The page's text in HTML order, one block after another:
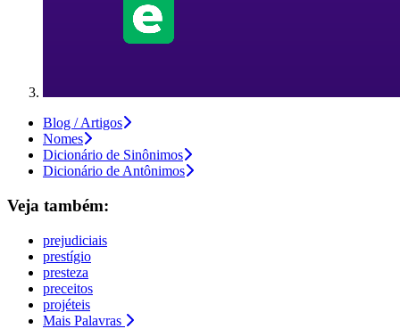
Blog / Artigos
Nomes
Dicionário de Sinônimos
Dicionário de Antônimos
Veja também:
prejudiciais
prestígio
presteza
preceitos
projéteis
Mais Palavras